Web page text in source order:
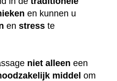
en kunnen u
en stress te
niet alleen een
middel om